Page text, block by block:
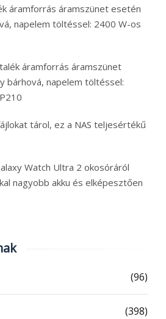
áramforrás áramszünet esetén
napelem töltéssel: 2400 W-os
áramforrás áramszünet
bárhová, napelem töltéssel:
tárol, ez a NAS teljesértékű
Watch Ultra 2 okosóráról
nagyobb akku és elképesztően
(96)
(398)